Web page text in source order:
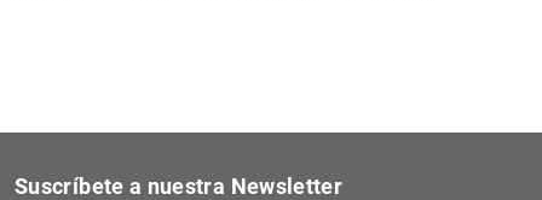
Suscríbete a nuestra Newsletter